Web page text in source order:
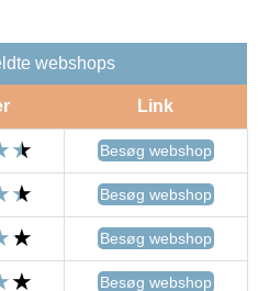
webshops
Link
Besøg webshop
Besøg webshop
Besøg webshop
Besøg webshop